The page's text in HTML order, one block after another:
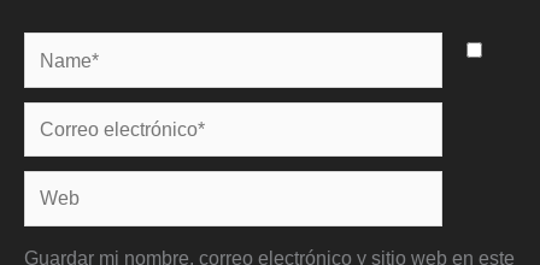
Name*
Correo
electrónico*
Web
Guardar mi nombre, correo electrónico y sitio web en este